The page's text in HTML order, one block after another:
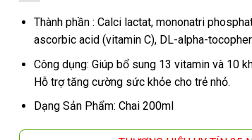
Thành phần : Calci lactat, mononatri
ascorbic acid (vitamin C), DL-alpha-
Công dụng: Giúp bổ sung 13 vitamin và 10
Hỗ trợ tăng cường sức khỏe cho trẻ nhỏ.
Dạng Sản Phẩm: Chai 200ml